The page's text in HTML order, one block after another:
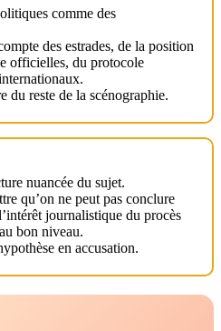
comme des
des estrades, de la position
officielles, du protocole
du reste de la scénographie.
nuancée du sujet.
qu’on ne peut pas conclure
journalistique du procès
bon niveau.
en accusation.